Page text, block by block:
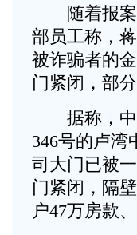
随着报案
部员工称，
被诈骗者的
门紧闭，部
据称，中
346号的卢湾
司大门已被
门紧闭，隔
户47万房款